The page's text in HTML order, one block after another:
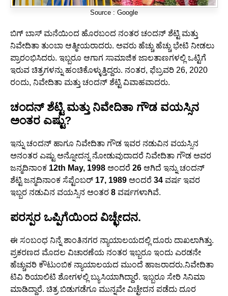
Source : Google
ಬಿಗ್ ಬಾಸ್ ಮನೆಯಿಂದ ಹೊರಬಂದ ನಂತರ ಚಂದನ್ ಶೆಟ್ಟಿ ಮತ್ತು
ನಿವೇದಿತಾ ತುಂಬಾ ಆತ್ಮೀಯರಾದರು. ಅವರು ಹೆಚ್ಚು ಹೆಚ್ಚು ಭೇಟಿ ನೀಡಲು
ಪ್ರಾರಂಭಿಸಿದರು. ಇಬ್ಬರೂ ಆಗಾಗ ಸಾಮಾಜಿಕ ಜಾಲತಾಣಗಳಲ್ಲಿ ಒಟ್ಟಿಗೆ
ಇರುವ ಚಿತ್ರಗಳನ್ನು ಹಂಚಿಕೊಳ್ಳುತ್ತಿದ್ದರು. ನಂತರ, ಫೆಬ್ರವರಿ 26, 2020
ರಂದು, ನಿವೇದಿತಾ ಮತ್ತು ಚಂದನ್ ಶೆಟ್ಟಿ ವಿವಾಹವಾದರು.
ಚಂದನ್ ಶೆಟ್ಟಿ ಮತ್ತು ನಿವೇದಿತಾ ಗೌಡ ವಯಸ್ಸಿನ
ಅಂತರ ಎಷ್ಟು?
ಇನ್ನು ಚಂದನ್ ಹಾಗೂ ನಿವೇದಿತಾ ಗೌಡ ಇವರ ನಡುವಿನ ವಯಸ್ಸಿನ
ಅನಂತರ ಎಷ್ಟು ಅನ್ನೋದನ್ನ ನೋಡುವುದಾದರೆ ನಿವೇದಿತಾ ಗೌಡ ಅವರ
ಜನ್ಮದಿನಾಂಕ 12th May, 1998 ಅಂದರೆ 26 ಆಗಿದೆ ಇನ್ನು ಚಂದನ್
ಶೆಟ್ಟಿ ಜನ್ಮದಿನಾಂಕ ಸೆಪ್ಟೆಂಬರ್ 17, 1989 ಅಂದರೆ 34 ವರ್ಷ ಇವರ
ಇಬ್ಬರ ನಡುವಿನ ವಯಸ್ಸಿನ ಅಂತರ 8 ವರ್ಷಗಳಾಗಿವೆ.
ಪರಸ್ಪರ ಒಪ್ಪಿಗೆಯಿಂದ ವಿಚ್ಛೇದನ.
ಈ ಸಂಬಂಧ ನಿನ್ನೆ ಶಾಂತಿನಗರ ನ್ಯಾಯಾಲಯದಲ್ಲಿ ದೂರು ದಾಖಲಾಗಿತ್ತು.
ಪ್ರಕರಣದ ಮೊದಲ ವಿಚಾರಣೆಯ ನಂತರ ಇಬ್ಬರೂ ಇಂದು ಎರಡನೇ
ಹೆಚ್ಚುವರಿ ಕೌಟುಂಬಿಕ ನ್ಯಾಯಾಲಯದ ಮುಂದೆ ಹಾಜರಾದರು.ನಿವೇದಿತಾ
ಟಿವಿ ರಿಯಾಲಿಟಿ ಶೋಗಳಲ್ಲಿ ಬ್ಯುಸಿಯಾಗಿದ್ದಾರೆ. ಇಬ್ಬರೂ ಸೇರಿ ಸಿನಿಮಾ
ಮಾಡಿದ್ದಾರೆ. ಚಿತ್ರ ಬಿಡುಗಡೆಗೂ ಮುನ್ನವೇ ವಿಚ್ಛೇದನ ಪಡೆದು ದೂರ